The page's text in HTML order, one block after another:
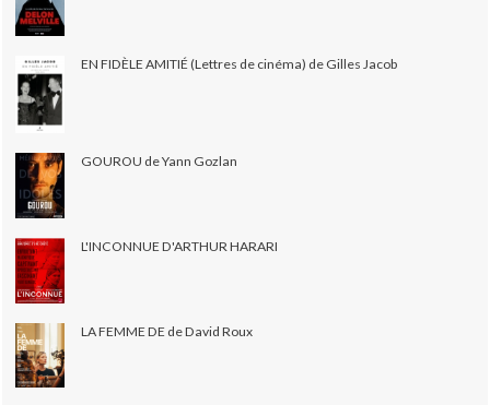
EN FIDÈLE AMITIÉ (Lettres de cinéma) de Gilles Jacob
GOUROU de Yann Gozlan
L'INCONNUE D'ARTHUR HARARI
LA FEMME DE de David Roux